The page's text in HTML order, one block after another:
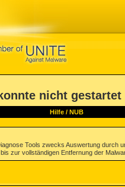
nicht gestartet
Hilfe/ NUB
Tools zwecks Auswertung
zur vollständigen Entfernung der